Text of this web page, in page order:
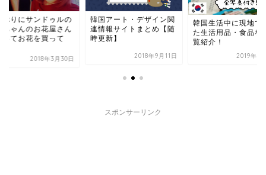
ぶりにサンドゥルの
ちゃんのお花屋さん
ってお花を買って
2018年3月30日
韓国アート・デザイン関
連情報サイトまとめ【随
時更新】
2018年9月11日
韓国生活中に現地で
た生活用品・食品な
覧紹介！
2019年10
スポンサーリンク